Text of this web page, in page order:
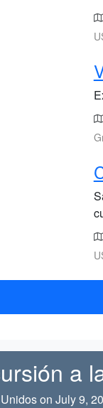
a
on July 9,